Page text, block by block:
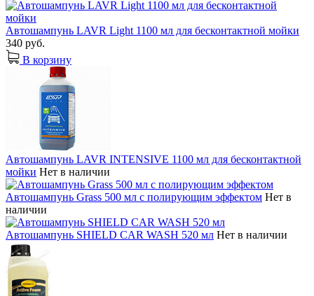
Автошампунь LAVR Light 1100 мл для бесконтактной мойки
340 руб.
В корзину
Автошампунь LAVR INTENSIVE 1100 мл для бесконтактной
мойки Нет в наличии
Автошампунь Grass 500 мл с полирующим эффектом Нет в
наличии
Автошампунь SHIELD CAR WASH 520 мл Нет в наличии